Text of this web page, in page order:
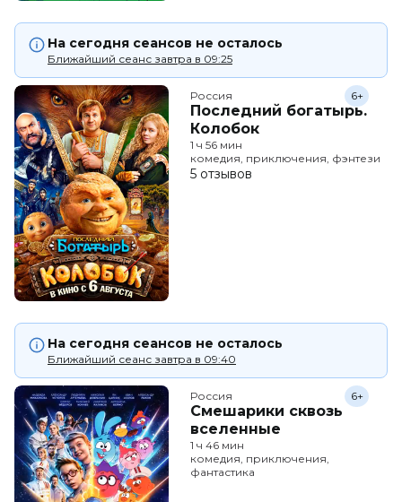
На сегодня сеансов не осталось
Ближайший сеанс завтра в 09:25
Россия
Последний богатырь.
Колобок
6+
1 ч 56 мин
комедия, приключения, фэнтези
5 отзывов
На сегодня сеансов не осталось
Ближайший сеанс завтра в 09:40
Россия
Смешарики сквозь
вселенные
6+
1 ч 46 мин
комедия, приключения,
фантастика